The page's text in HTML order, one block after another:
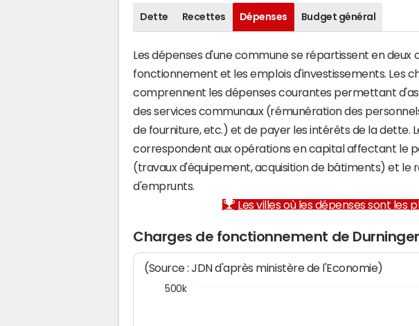
Dette Recettes Dépenses Budget général
Les dépenses d'une commune se répartissent en deux
fonctionnement et les emplois d'investissements. Les
comprennent les dépenses courantes permettant
des services communaux (rémunération des
de fourniture, etc.) et de payer les intérêts de la dette.
correspondent aux opérations en capital affectant le
(travaux d'équipement, acquisition de bâtiments) et le
d'emprunts.
Les villes où les dépenses sont les
Charges de fonctionnement de
(Source : JDN d'après ministère de l'Economie)
500k